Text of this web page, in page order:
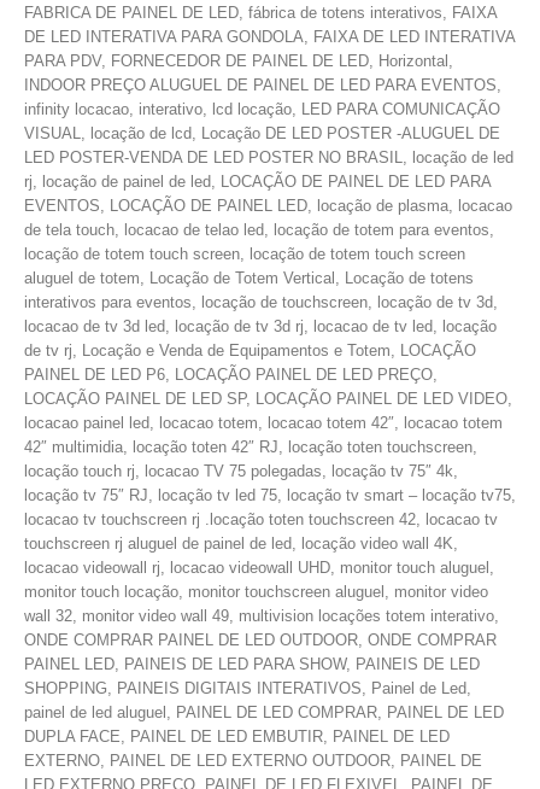
FABRICA DE PAINEL DE LED, fábrica de totens interativos, FAIXA
DE LED INTERATIVA PARA GONDOLA, FAIXA DE LED INTERATIVA
PARA PDV, FORNECEDOR DE PAINEL DE LED, Horizontal,
INDOOR PREÇO ALUGUEL DE PAINEL DE LED PARA EVENTOS,
infinity locacao, interativo, lcd locação, LED PARA COMUNICAÇÃO
VISUAL, locação de lcd, Locação DE LED POSTER -ALUGUEL DE
LED POSTER-VENDA DE LED POSTER NO BRASIL, locação de led
rj, locação de painel de led, LOCAÇÃO DE PAINEL DE LED PARA
EVENTOS, LOCAÇÃO DE PAINEL LED, locação de plasma, locacao
de tela touch, locacao de telao led, locação de totem para eventos,
locação de totem touch screen, locação de totem touch screen
aluguel de totem, Locação de Totem Vertical, Locação de totens
interativos para eventos, locação de touchscreen, locação de tv 3d,
locacao de tv 3d led, locação de tv 3d rj, locacao de tv led, locação
de tv rj, Locação e Venda de Equipamentos e Totem, LOCAÇÃO
PAINEL DE LED P6, LOCAÇÃO PAINEL DE LED PREÇO,
LOCAÇÃO PAINEL DE LED SP, LOCAÇÃO PAINEL DE LED VIDEO,
locacao painel led, locacao totem, locacao totem 42″, locacao totem
42″ multimidia, locação toten 42″ RJ, locação toten touchscreen,
locação touch rj, locacao TV 75 polegadas, locação tv 75″ 4k,
locação tv 75″ RJ, locação tv led 75, locação tv smart – locação tv75,
locacao tv touchscreen rj .locação toten touchscreen 42, locacao tv
touchscreen rj aluguel de painel de led, locação video wall 4K,
locacao videowall rj, locacao videowall UHD, monitor touch aluguel,
monitor touch locação, monitor touchscreen aluguel, monitor video
wall 32, monitor video wall 49, multivision locações totem interativo,
ONDE COMPRAR PAINEL DE LED OUTDOOR, ONDE COMPRAR
PAINEL LED, PAINEIS DE LED PARA SHOW, PAINEIS DE LED
SHOPPING, PAINEIS DIGITAIS INTERATIVOS, Painel de Led,
painel de led aluguel, PAINEL DE LED COMPRAR, PAINEL DE LED
DUPLA FACE, PAINEL DE LED EMBUTIR, PAINEL DE LED
EXTERNO, PAINEL DE LED EXTERNO OUTDOOR, PAINEL DE
LED EXTERNO PREÇO, PAINEL DE LED FLEXIVEL, PAINEL DE